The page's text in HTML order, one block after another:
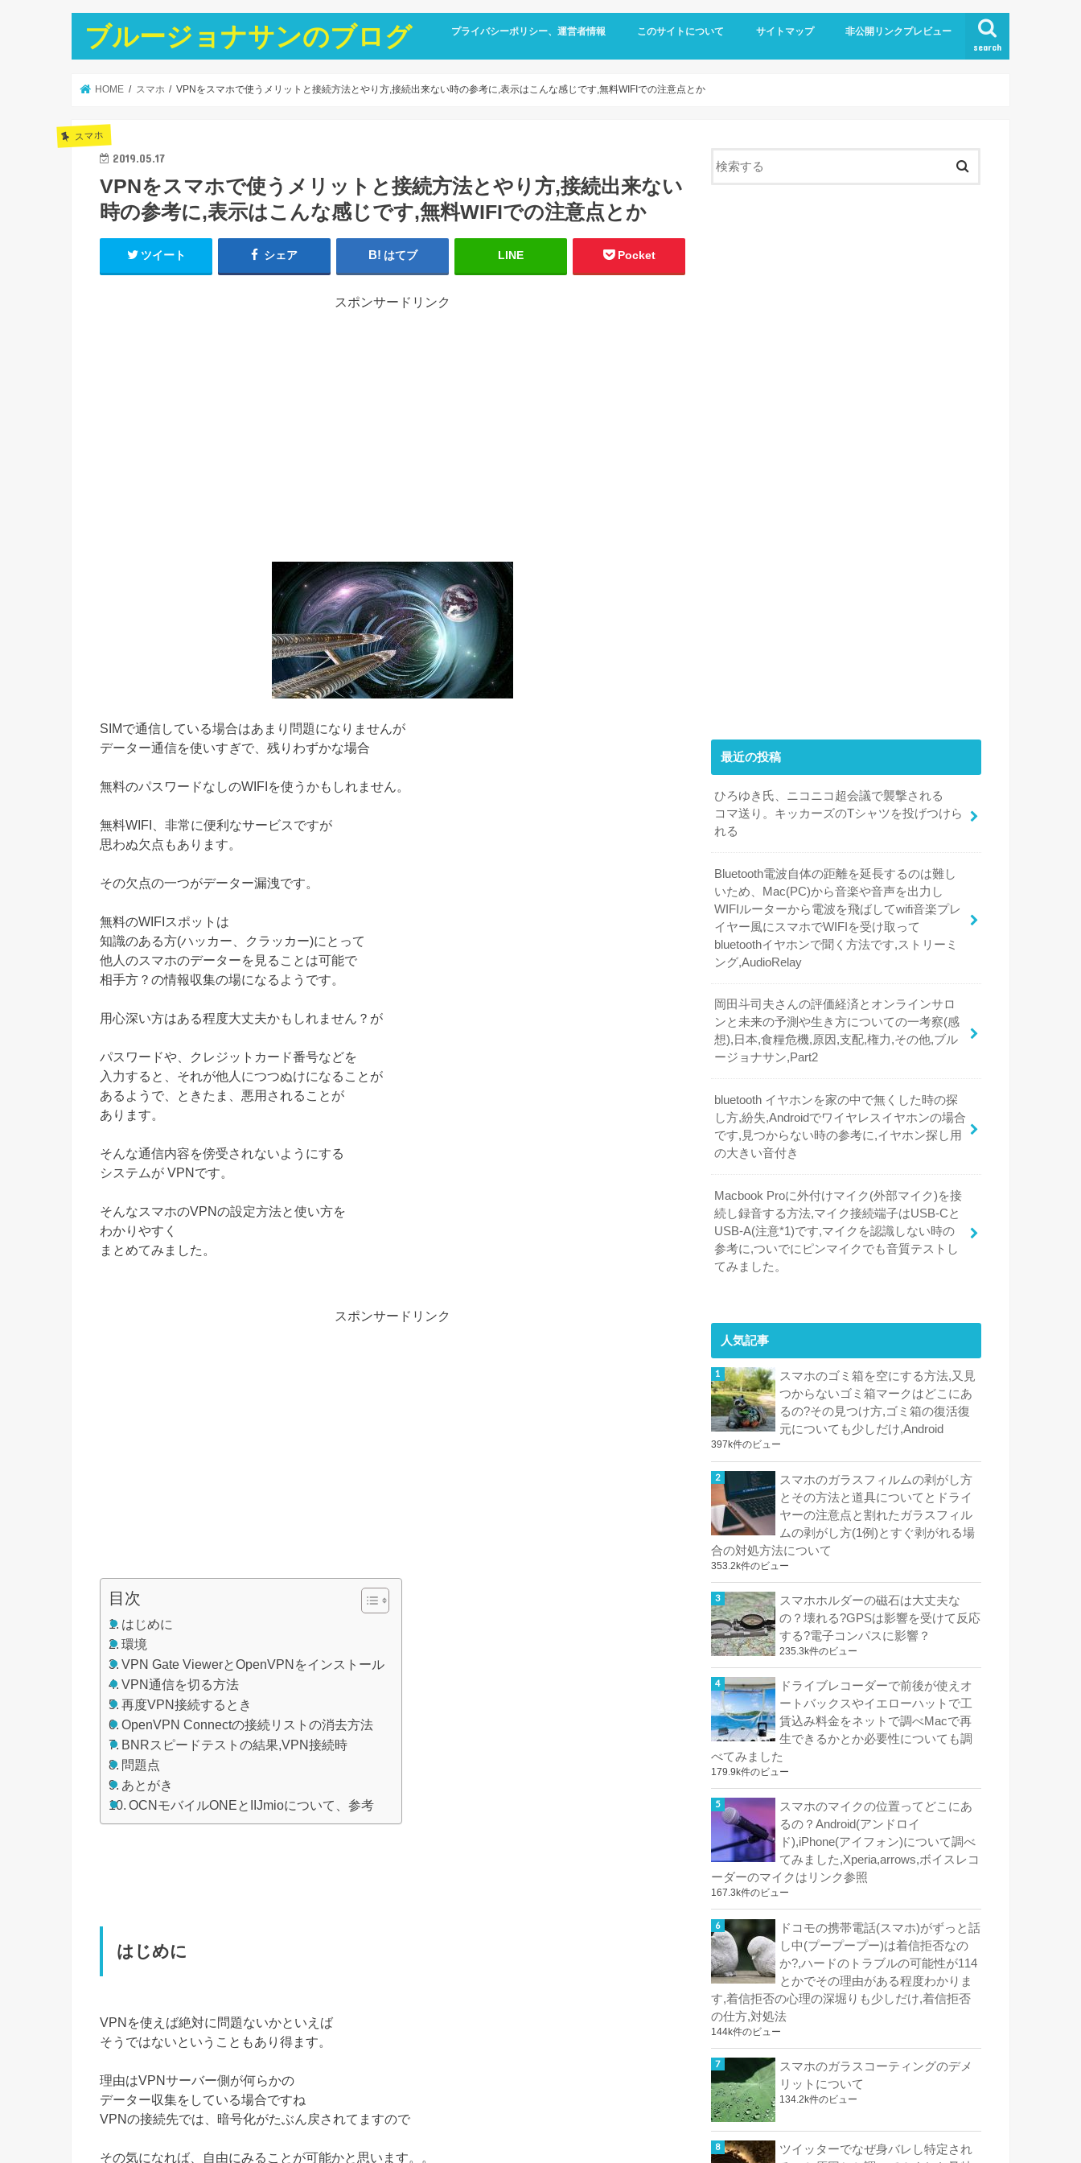
ブルージョナサンのブログ search
プライバシーポリシー、運営者情報 このサイトについて サイトマップ 非公開リンクプレビュー
HOME スマホ VPNをスマホで使うメリットと接続方法とやり方,接続出来ない時の参考に,表示はこんな感じです,無料WIFIでの注意点とか
スマホ
2019.05.17
VPNをスマホで使うメリットと接続方法とやり方,接続出来ない
時の参考に,表示はこんな感じです,無料WIFIでの注意点とか
ツイート シェア はてブ LINE Pocket
スポンサードリンク
SIMで通信している場合はあまり問題になりませんが
データー通信を使いすぎで、残りわずかな場合
無料のパスワードなしのWIFIを使うかもしれません。
無料WIFI、非常に便利なサービスですが
思わぬ欠点もあります。
その欠点の一つがデーター漏洩です。
無料のWIFIスポットは
知識のある方(ハッカー、クラッカー)にとって
他人のスマホのデーターを見ることは可能で
相手方？の情報収集の場になるようです。
用心深い方はある程度大丈夫かもしれません？が
パスワードや、クレジットカード番号などを
入力すると、それが他人につつぬけになることが
あるようで、ときたま、悪用されることが
あります。
そんな通信内容を傍受されないようにする
システムが VPNです。
そんなスマホのVPNの設定方法と使い方を
わかりやすく
まとめてみました。
スポンサードリンク
目次
はじめに
環境
VPN Gate ViewerとOpenVPNをインストール
VPN通信を切る方法
再度VPN接続するとき
OpenVPN Connectの接続リストの消去方法
BNRスピードテストの結果,VPN接続時
問題点
あとがき
OCNモバイルONEとIIJmioについて、参考
はじめに
VPNを使えば絶対に問題ないかといえば
そうではないということもあり得ます。
理由はVPNサーバー側が何らかの
データー収集をしている場合ですね
VPNの接続先では、暗号化がたぶん戻されてますので
その気になれば、自由にみることが可能かと思います。。
最近の投稿
ひろゆき氏、ニコニコ超会議で襲撃される
コマ送り。キッカーズのTシャツを投げつけら
れる
Bluetooth電波自体の距離を延長するのは難し
いため、Mac(PC)から音楽や音声を出力し
WIFIルーターから電波を飛ばしてwifi音楽プレ
イヤー風にスマホでWIFIを受け取って
bluetoothイヤホンで聞く方法です,ストリーミ
ング,AudioRelay
岡田斗司夫さんの評価経済とオンラインサロ
ンと未来の予測や生き方についての一考察(感
想),日本,食糧危機,原因,支配,権力,その他,ブル
ージョナサン,Part2
bluetooth イヤホンを家の中で無くした時の探
し方,紛失,Androidでワイヤレスイヤホンの場合
です,見つからない時の参考に,イヤホン探し用
の大きい音付き
Macbook Proに外付けマイク(外部マイク)を接
続し録音する方法,マイク接続端子はUSB-Cと
USB-A(注意*1)です,マイクを認識しない時の
参考に,ついでにピンマイクでも音質テストし
てみました。
人気記事
スマホのゴミ箱を空にする方法,又見
つからないゴミ箱マークはどこにあ
るの?その見つけ方,ゴミ箱の復活復
元についても少しだけ,Android
397k件のビュー
スマホのガラスフィルムの剥がし方
とその方法と道具についてとドライ
ヤーの注意点と割れたガラスフィル
ムの剥がし方(1例)とすぐ剥がれる場
合の対処方法について
353.2k件のビュー
スマホホルダーの磁石は大丈夫な
の？壊れる?GPSは影響を受けて反応
する?電子コンパスに影響？
235.3k件のビュー
ドライブレコーダーで前後が使えオ
ートバックスやイエローハットで工
賃込み料金をネットで調べMacで再
生できるかとか必要性についても調
べてみました
179.9k件のビュー
スマホのマイクの位置ってどこにあ
るの？Android(アンドロイ
ド),iPhone(アイフォン)について調べ
てみました,Xperia,arrows,ボイスレコ
ーダーのマイクはリンク参照
167.3k件のビュー
ドコモの携帯電話(スマホ)がずっと話
し中(プープープー)は着信拒否なの
か?,ハードのトラブルの可能性が114
とかでその理由がある程度わかりま
す,着信拒否の心理の深堀りも少しだけ,着信拒否
の仕方,対処法
144k件のビュー
スマホのガラスコーティングのデメ
リットについて
134.2k件のビュー
ツイッターでなぜ身バレし特定され